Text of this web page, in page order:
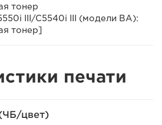
тонер
III/C5540i III (модели BA):
тонер]
печати
цвет)